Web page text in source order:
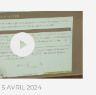
5 AVRIL 2024